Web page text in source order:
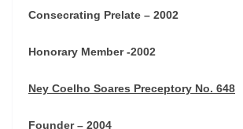
Consecrating Prelate – 2002
Honorary Member -2002
Ney Coelho Soares Preceptory No. 648
Founder – 2004